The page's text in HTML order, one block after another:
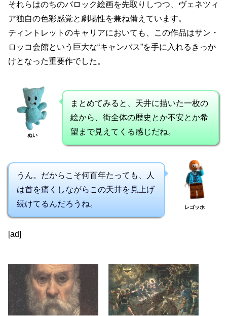
それらはのちのバロック絵画を先取りしつつ、ヴェネツィ
ア独自の色彩感覚と劇場性を兼ね備えています。
ティントレットのキャリアにおいても、この作品はサン・
ロッコ会館という巨大な“キャンバス”を手に入れるきっか
けとなった重要作でした。
ぬい
まとめてみると、天井に描いた一枚の
絵から、街全体の歴史とか不安とか希
望まで見えてくる感じだね。
うん。だからこそ何百年たっても、人
は首を痛くしながらこの天井を見上げ
続けてるんだろうね。
レゴッホ
[ad]